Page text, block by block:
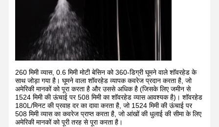
260 मिमी व्यास, 0.6 मिमी मोटी बेसिन को 360-डिग्री घूमने वाले शॉवरहेड के
साथ जोड़ा गया है। घूमने वाला शॉवरहेड व्यापक कवरेज प्रदान करता है, जो
अमेरिकी मानकों को पूरा करता है और उससे अधिक है (जिसके लिए जमीन से
1524 मिमी की ऊंचाई पर 508 मिमी का शॉवरहेड व्यास आवश्यक है)। शॉवरहेड
180L/मिनट की प्रवाह दर का दावा करता है, जो 1524 मिमी की ऊंचाई पर
508 मिमी व्यास का कवरेज प्राप्त करता है, जो आंखों की धुलाई की सीमा के लिए
अमेरिकी मानकों को पूरी तरह से पूरा करता है।